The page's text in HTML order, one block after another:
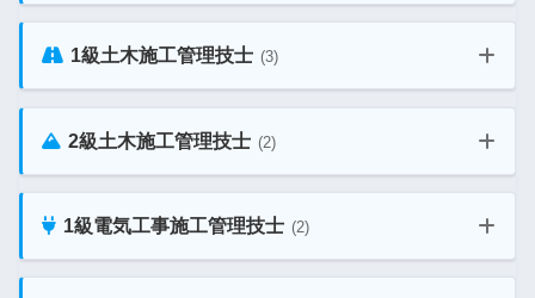
一級建築士 通信講座 比較ガイド
二級建築士 建築法規 勉強法ガイド
二級建築士 通信講座 比較ガイド
1級建築施工管理技士 独学勉強法ガイド
2級建築施工管理技士 教材ガイド
1級土木施工管理技士 (3)
1級土木施工管理技士 一次 教材ガイド
2級土木施工管理技士 (2)
2級土木施工管理技士 教材ガイド
1級電気工事施工管理技士 (2)